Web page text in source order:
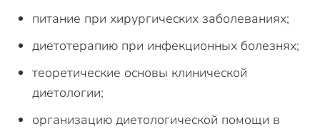
питание при хирургических заболеваниях;
диетотерапию при инфекционных болезнях;
теоретические основы клинической
диетологии;
организацию диетологической помощи в